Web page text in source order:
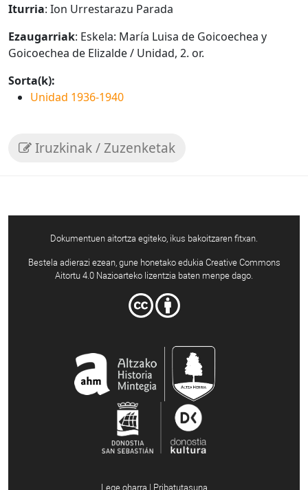
Iturria: Ion Urrestarazu Parada
Ezaugarriak: Eskela: María Luisa de Goicoechea y
Goicoechea de Elizalde / Unidad, 2. or.
Sorta(k):
Unidad 1936-1940
Iruzkinak / Zuzenketak
Dokumentuen aitortza egiteko, ikus bakoitzaren fitxan.
Bestela adierazi ezean, gune honetako edukia Creative Commons
Aitortu 4.0 Nazioarteko lizentzia baten menpe dago.
Lege oharra | Pribatutasuna